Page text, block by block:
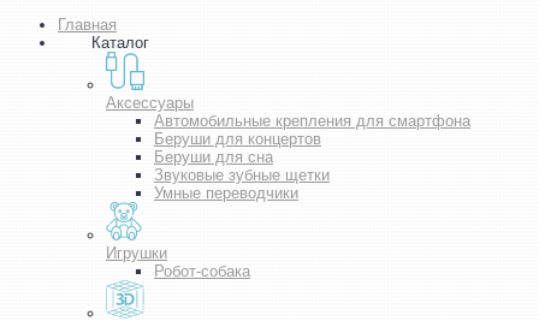
Главная
Каталог
Аксессуары
Автомобильные крепления для смартфона
Беруши для концертов
Беруши для сна
Звуковые зубные щетки
Умные переводчики
Игрушки
Робот-собака